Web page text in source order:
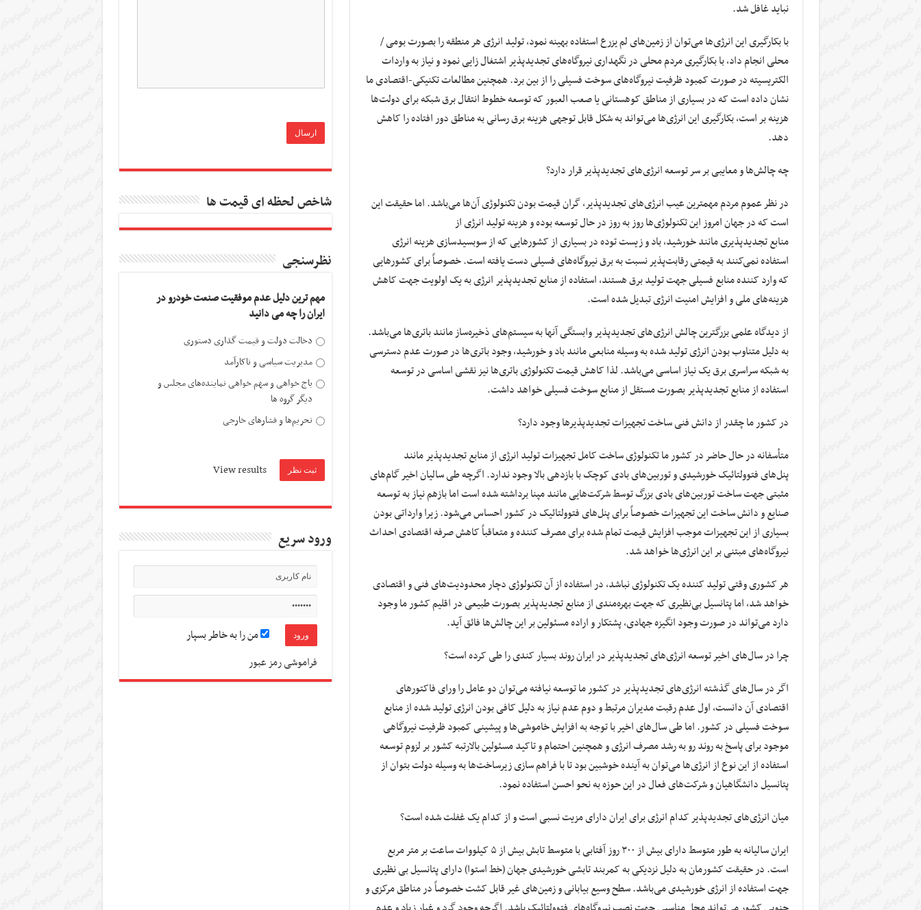
نباید غافل شد.
با بکارگیری این انرژی‌ها می‌توان از زمین‌های لم یزرع استفاده بهینه نمود، تولید انرژی هر منطقه را بصورت بومی /
محلی انجام داد، با بکارگیری مردم محلی در نگهداری نیروگاه‌های تجدیدپذیر اشتغال زایی نمود و نیاز به واردات
الکتریسیته در صورت کمبود ظرفیت نیروگاه‌های سوخت فسیلی را از بین برد. همچنین مطالعات تکنیکی-اقتصادی ما
نشان داده است که در بسیاری از مناطق کوهستانی یا صعب العبور که توسعه خطوط انتقال برق شبکه برای دولت‌ها
هزینه بر است، بکارگیری این انرژی‌ها می‌تواند به شکل قابل توجهی هزینه برق رسانی به مناطق دور افتاده را کاهش
دهد.
چه چالش‌ها و معایبی بر سر توسعه انرژی‌های تجدیدپذیر قرار دارد؟
در نظر عموم مردم مهمترین عیب انرژی‌های تجدیدپذیر، گران قیمت بودن تکنولوژی آن‌ها می‌باشد. اما حقیقت این
است که در جهان امروز این تکنولوژی‌ها روز به روز در حال توسعه بوده و هزینه تولید انرژی از
منابع تجدیدپذیری مانند خورشید، باد و زیست توده در بسیاری از کشورهایی که از سوبسیدسازی هزینه انرژی
استفاده نمی‌کنند به قیمتی رقابت‌پذیر نسبت به برق نیروگاه‌های فسیلی دست یافته است. خصوصاً برای کشورهایی
که وارد کننده منابع فسیلی جهت تولید برق هستند، استفاده از منابع تجدیدپذیر انرژی به یک اولویت جهت کاهش
هزینه‌های ملی و افزایش امنیت انرژی تبدیل شده است.
از دیدگاه علمی بزرگترین چالش انرژی‌های تجدیدپذیر وابستگی آنها به سیستم‌های ذخیره‌ساز مانند باتری‌ها می‌باشد.
به دلیل متناوب بودن انرژی تولید شده به وسیله منابعی مانند باد و خورشید، وجود باتری‌ها در صورت عدم دسترسی
به شبکه سراسری برق یک نیاز اساسی می‌باشد. لذا کاهش قیمت تکنولوژی باتری‌ها نیز نقشی اساسی در توسعه
استفاده از منابع تجدیدپذیر بصورت مستقل از منابع سوخت فسیلی خواهد داشت.
در کشور ما چقدر از دانش فنی ساخت تجهیزات تجدیدپذیرها وجود دارد؟
متأسفانه در حال حاضر در کشور ما تکنولوژی ساخت کامل تجهیزات تولید انرژی از منابع تجدیدپذیر مانند
پنل‌های فتوولتائیک خورشیدی و توربین‌های بادی کوچک با بازدهی بالا وجود ندارد. اگرچه طی سالیان اخیر گام‌های
مثبتی جهت ساخت توربین‌های بادی بزرگ توسط شرکت‌هایی مانند مپنا برداشته شده است اما بازهم نیاز به توسعه
صنایع و دانش ساخت این تجهیزات خصوصاً برای پنل‌های فتوولتائیک در کشور احساس می‌شود. زیرا وارداتی بودن
بسیاری از این تجهیزات موجب افزایش قیمت تمام شده برای مصرف کننده و متعاقباً کاهش صرفه اقتصادی احداث
نیروگاه‌های مبتنی بر این انرژی‌ها خواهد شد.
هر کشوری وقتی تولید کننده یک تکنولوژی نباشد، در استفاده از آن تکنولوژی دچار محدودیت‌های فنی و اقتصادی
خواهد شد، اما پتانسیل بی‌نظیری که جهت بهره‌مندی از منابع تجدیدپذیر بصورت طبیعی در اقلیم کشور ما وجود
دارد می‌تواند در صورت وجود انگیزه جهادی، پشتکار و اراده مسئولین بر این چالش‌ها فائق آید.
چرا در سال‌های اخیر توسعه انرژی‌های تجدیدپذیر در ایران روند بسیار کندی را طی کرده است؟
اگر در سال‌های گذشته انرژی‌های تجدیدپذیر در کشور ما توسعه نیافته می‌توان دو عامل را ورای فاکتورهای
اقتصادی آن دانست، اول عدم رقبت مدیران مرتبط و دوم عدم نیاز به دلیل کافی بودن انرژی تولید شده از منابع
سوخت فسیلی در کشور. اما طی سال‌های اخیر با توجه به افزایش خاموشی‌ها و پیشینی کمبود ظرفیت نیروگاهی
موجود برای پاسخ به روند رو به رشد مصرف انرژی و همچنین احتمام و تاکید مسئولین بالارتبه کشور بر لزوم توسعه
استفاده از این نوع از انرژی‌ها می‌توان به آینده خوشبین بود تا با فراهم سازی زیرساخت‌ها به وسیله دولت بتوان از
پتانسیل دانشگاهیان و شرکت‌های فعال در این حوزه به نحو احسن استفاده نمود.
میان انرژی‌های تجدیدپذیر کدام انرژی برای ایران دارای مزیت نسبی است و از کدام یک غفلت شده است؟
ایران سالیانه به طور متوسط دارای بیش از ۳۰۰ روز آفتابی با متوسط تابش بیش از ۵ کیلووات ساعت بر متر مربع
است. در حقیقت کشورمان به دلیل نزدیکی به کمربند تابشی خورشیدی جهان (خط استوا) دارای پتانسیل بی نظیری
جهت استفاده از انرژی خورشیدی می‌باشد. سطح وسیع بیابانی و زمین‌های غیر قابل کشت خصوصاً در مناطق مرکزی و
شاخص لحظه ای قیمت ها
نظرسنجی
مهم ترین دلیل عدم موفقیت صنعت خودرو در
ایران را چه می دانید
دخالت دولت و قیمت گذاری دستوری
مدیریت سیاسی و ناکارآمد
باج خواهی و سهم خواهی نماینده‌های مجلس و
دیگر گروه ها
تحریم‌ها و فشارهای خارجی
View results
ورود سریع
من را به خاطر بسپار
فراموشی رمز عبور